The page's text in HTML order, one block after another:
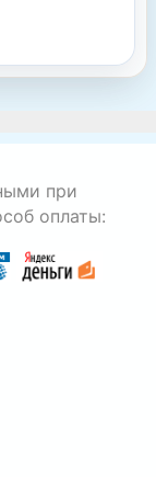
при
оплаты: